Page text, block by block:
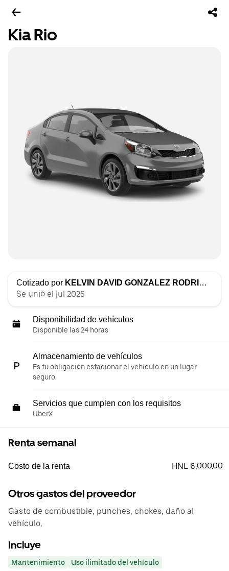
Kia Rio
Cotizado por KELVIN DAVID GONZALEZ RODRIGUEZ
Se unió el jul 2025
Disponibilidad de vehículos
Disponible las 24 horas
Almacenamiento de vehículos
Es tu obligación estacionar el vehículo en un lugar
seguro.
Servicios que cumplen con los requisitos
UberX
Renta semanal
Costo de la renta HNL 6,000.00
Otros gastos del proveedor
Gasto de combustible, punches, chokes, daño al
vehículo,
Incluye
Mantenimiento Uso ilimitado del vehículo